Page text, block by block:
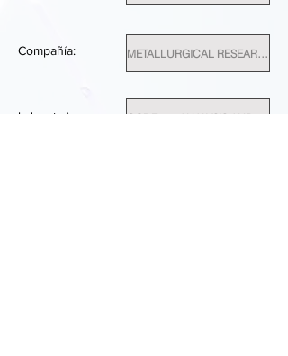
Compañía: METALLURGICAL RESEARCH
Laboratorio CODE19 - ANALYSIS AND